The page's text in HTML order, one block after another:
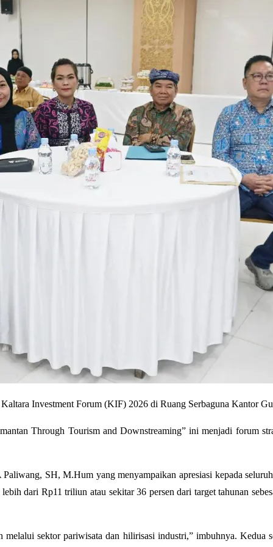
Investment Forum (KIF) 2026 di Ruang Serbaguna Kantor
Through Tourism and Downstreaming” ini menjadi forum
SH, M.Hum yang menyampaikan apresiasi kepada
dari Rp11 triliun atau sekitar 36 persen dari target tahunan
melalui sektor pariwisata dan hilirisasi industri,” imbuhnya.